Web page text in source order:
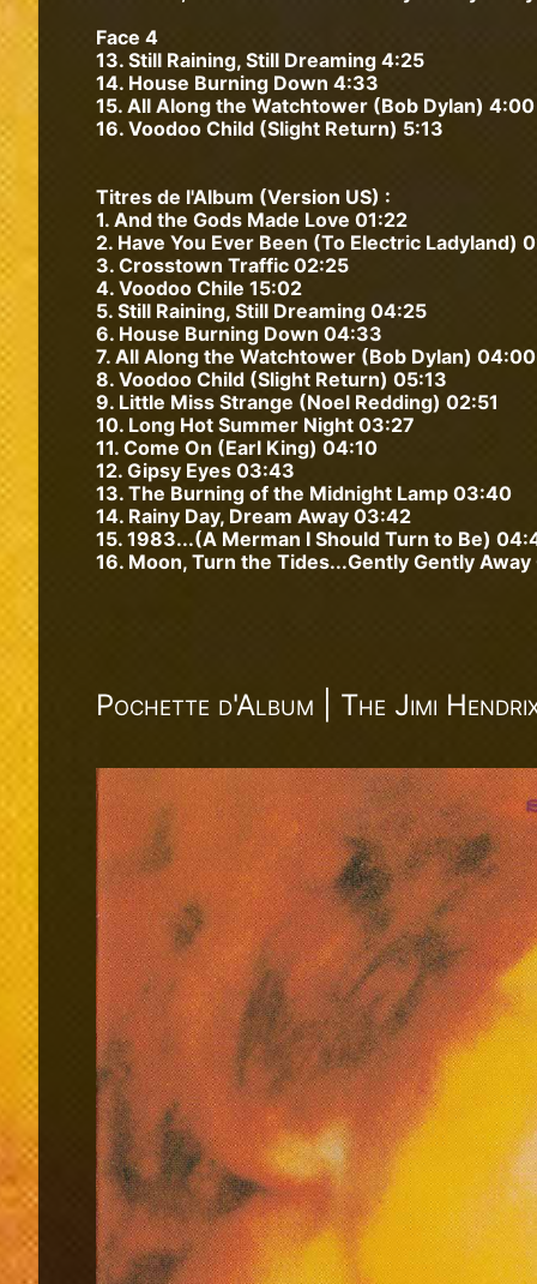
Face 4
13. Still Raining, Still Dreaming 4:25
14. House Burning Down 4:33
15. All Along the Watchtower (Bob Dylan) 4:00
16. Voodoo Child (Slight Return) 5:13
Titres de l'Album (Version US) :
1. And the Gods Made Love 01:22
2. Have You Ever Been (To Electric Ladyland)
3. Crosstown Traffic 02:25
4. Voodoo Chile 15:02
5. Still Raining, Still Dreaming 04:25
6. House Burning Down 04:33
7. All Along the Watchtower (Bob Dylan) 04:00
8. Voodoo Child (Slight Return) 05:13
9. Little Miss Strange (Noel Redding) 02:51
10. Long Hot Summer Night 03:27
11. Come On (Earl King) 04:10
12. Gipsy Eyes 03:43
13. The Burning of the Midnight Lamp 03:40
14. Rainy Day, Dream Away 03:42
15. 1983...(A Merman I Should Turn to Be)
16. Moon, Turn the Tides...Gently Gently
Pochette d'Album | The Jimi